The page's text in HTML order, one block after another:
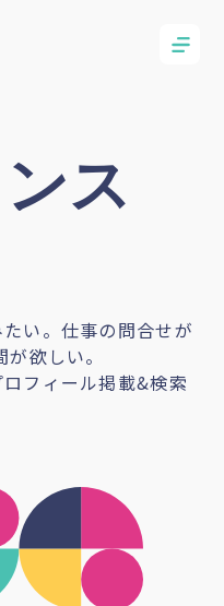
ス
い。仕事の問合せが
欲しい。
フィール掲載&検索